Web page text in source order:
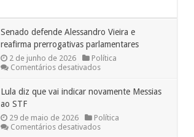
Senado defende Alessandro Vieira e
reafirma prerrogativas parlamentares
2 de junho de 2026
Política
Comentários desativadosem
Alessandro
e
reafirma
prerrogativas
Lula diz que vai indicar novamente Messias
ao STF
29 de maio de 2026
Política
Comentários desativadosem